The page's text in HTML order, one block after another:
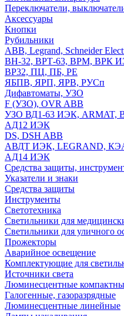
Переключатели,
Аксессуары
Кнопки
Рубильники
ABB, Legrand, Schneider
ВН-32, ВРТ-63, ВРМ, ВРК
ВР32, ПЦ, ПБ, РЕ
ЯБПВ, ЯРП, ЯРВ, РУСп
Дифавтоматы, УЗО
F (УЗО), OVR ABB
УЗО ВД1-63 ИЭК, ARMAT,
АД12 ИЭК
DS, DSH ABB
АВДТ ИЭК, LEGRAND,
АД14 ИЭК
Средства защиты,
Указатели и знаки
Средства защиты
Инструменты
Светотехника
Светильники для
Светильники для уличного
Прожекторы
Аварийное освещение
Комплектующие для
Источники света
Люминесцентные
Галогенные, газоразрядные
Люминесцентные линейные